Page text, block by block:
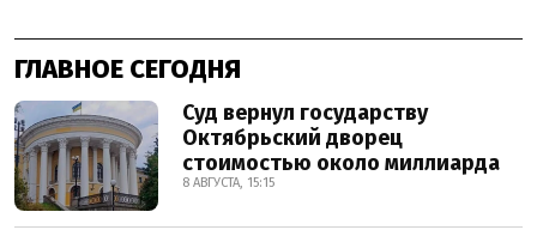
ГЛАВНОЕ СЕГОДНЯ
Суд вернул государству
Октябрьский дворец
стоимостью около миллиарда
8 АВГУСТА, 15:15